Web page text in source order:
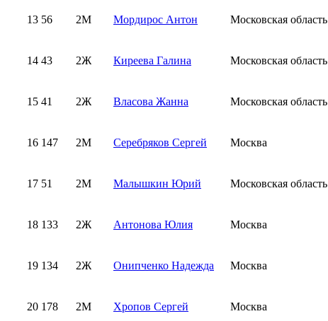
13 56 2М Мордирос Антон Московская область
14 43 2Ж Киреева Галина Московская область
15 41 2Ж Власова Жанна Московская область
16 147 2М Серебряков Сергей Москва
17 51 2М Малышкин Юрий Московская область
18 133 2Ж Антонова Юлия Москва
19 134 2Ж Онипченко Надежда Москва
20 178 2М Хропов Сергей Москва